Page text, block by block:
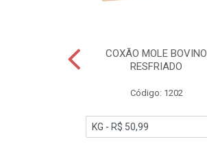
COXÃO MOLE BOVINO
RESFRIADO
Código: 1202